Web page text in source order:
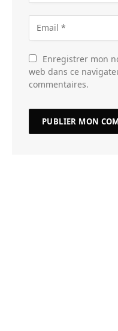
Enregistrer mon
web dans ce
commentaires.